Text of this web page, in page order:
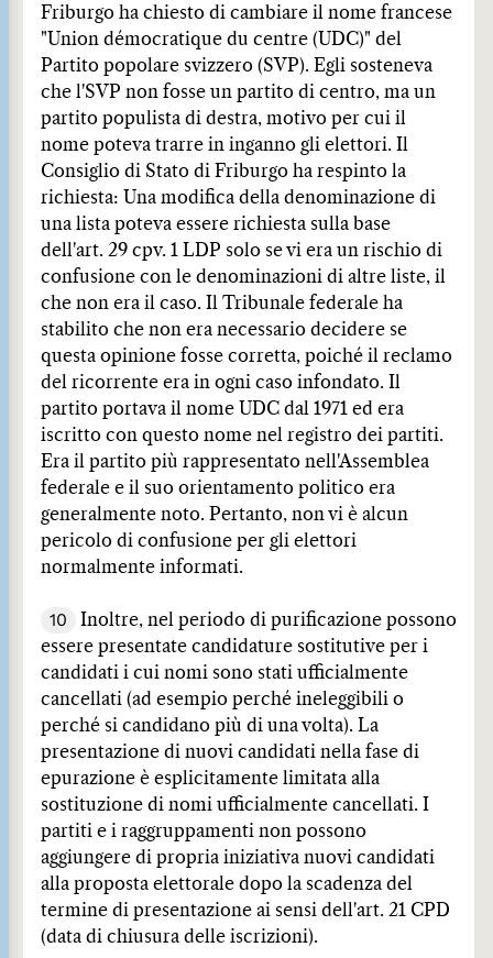
Friburgo ha chiesto di cambiare il nome francese
"Union démocratique du centre (UDC)" del
Partito popolare svizzero (SVP). Egli sosteneva
che l'SVP non fosse un partito di centro, ma un
partito populista di destra, motivo per cui il
nome poteva trarre in inganno gli elettori. Il
Consiglio di Stato di Friburgo ha respinto la
richiesta: Una modifica della denominazione di
una lista poteva essere richiesta sulla base
dell'art. 29 cpv. 1 LDP solo se vi era un rischio di
confusione con le denominazioni di altre liste, il
che non era il caso. Il Tribunale federale ha
stabilito che non era necessario decidere se
questa opinione fosse corretta, poiché il reclamo
del ricorrente era in ogni caso infondato. Il
partito portava il nome UDC dal 1971 ed era
iscritto con questo nome nel registro dei partiti.
Era il partito più rappresentato nell'Assemblea
federale e il suo orientamento politico era
generalmente noto. Pertanto, non vi è alcun
pericolo di confusione per gli elettori
normalmente informati.
10
Inoltre, nel periodo di purificazione possono
essere presentate candidature sostitutive per i
candidati i cui nomi sono stati ufficialmente
cancellati (ad esempio perché ineleggibili o
perché si candidano più di una volta). La
presentazione di nuovi candidati nella fase di
epurazione è esplicitamente limitata alla
sostituzione di nomi ufficialmente cancellati. I
partiti e i raggruppamenti non possono
aggiungere di propria iniziativa nuovi candidati
alla proposta elettorale dopo la scadenza del
termine di presentazione ai sensi dell'art. 21 CPD
(data di chiusura delle iscrizioni).